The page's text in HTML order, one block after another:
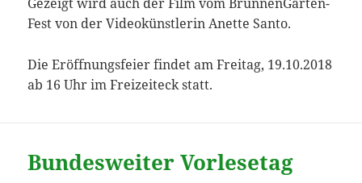
Fest von der Videokünstlerin Anette Santo.
Die Eröffnungsfeier findet am Freitag, 19.10.2018
ab 16 Uhr im Freizeiteck statt.
Bundesweiter Vorlesetag